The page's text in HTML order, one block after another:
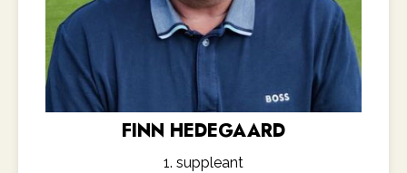
FINN HEDEGAARD
1. suppleant